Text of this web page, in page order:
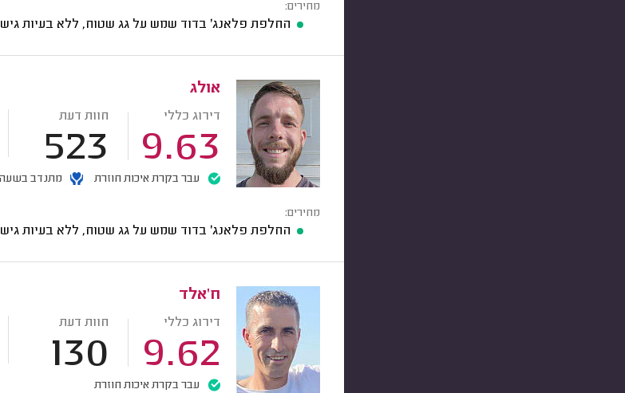
מחירים:
החלפת פלאנג' בדוד שמש על גג שטוח, ללא בעיות
אולג
דירוג כללי
9.63
חוות דעת
523
עבר בקרת איכות חוזרת מתנדב
מחירים:
החלפת פלאנג' בדוד שמש על גג שטוח, ללא בעיות
ח'אלד
דירוג כללי
9.62
חוות דעת
130
עבר בקרת איכות חוזרת